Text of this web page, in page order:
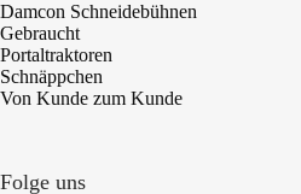
Damcon Schneidebühnen
Gebraucht
Portaltraktoren
Schnäppchen
Von Kunde zum Kunde
Folge uns